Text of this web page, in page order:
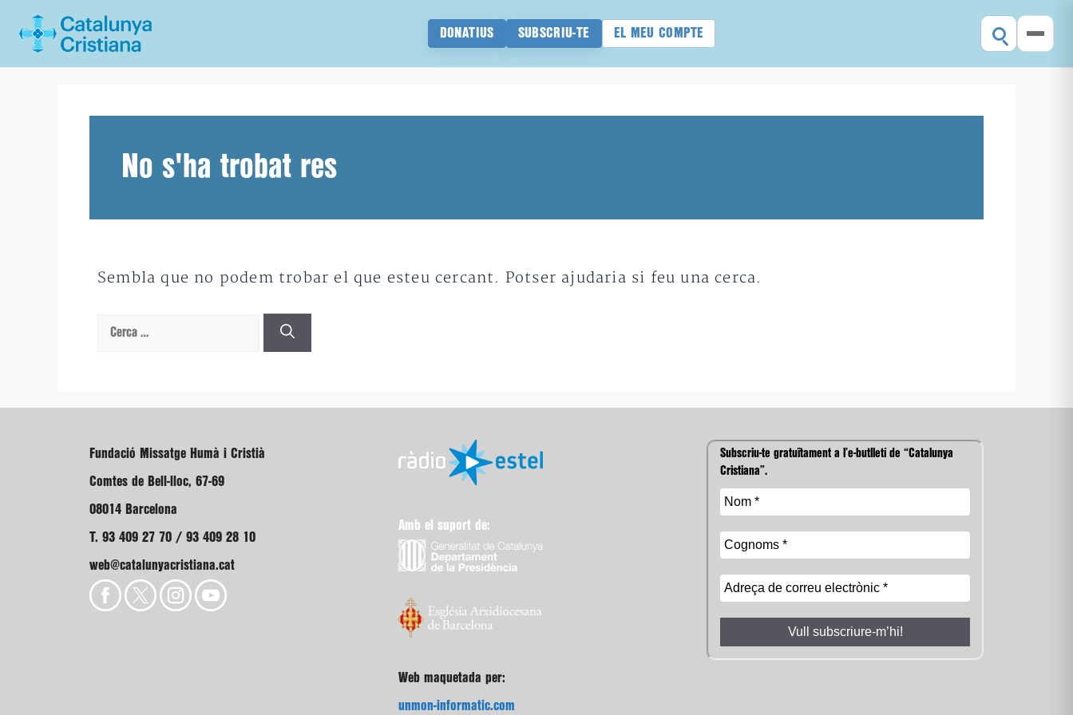
DONATIUS SUBSCRIU-TE EL MEU COMPTE
No s'ha trobat res
Sembla que no podem trobar el que esteu cercant. Potser ajudaria si feu una cerca.
Cerca:
Fundació Missatge Humà i Cristià
Comtes de Bell-lloc, 67-69
08014 Barcelona
T. 93 409 27 70 / 93 409 28 10
web@catalunyacristiana.cat
Amb el suport de:
Web maquetada per:
unmon-informatic.com
Subscriu-te gratuïtament a l’e-butlletí de “Catalunya
Cristiana”.